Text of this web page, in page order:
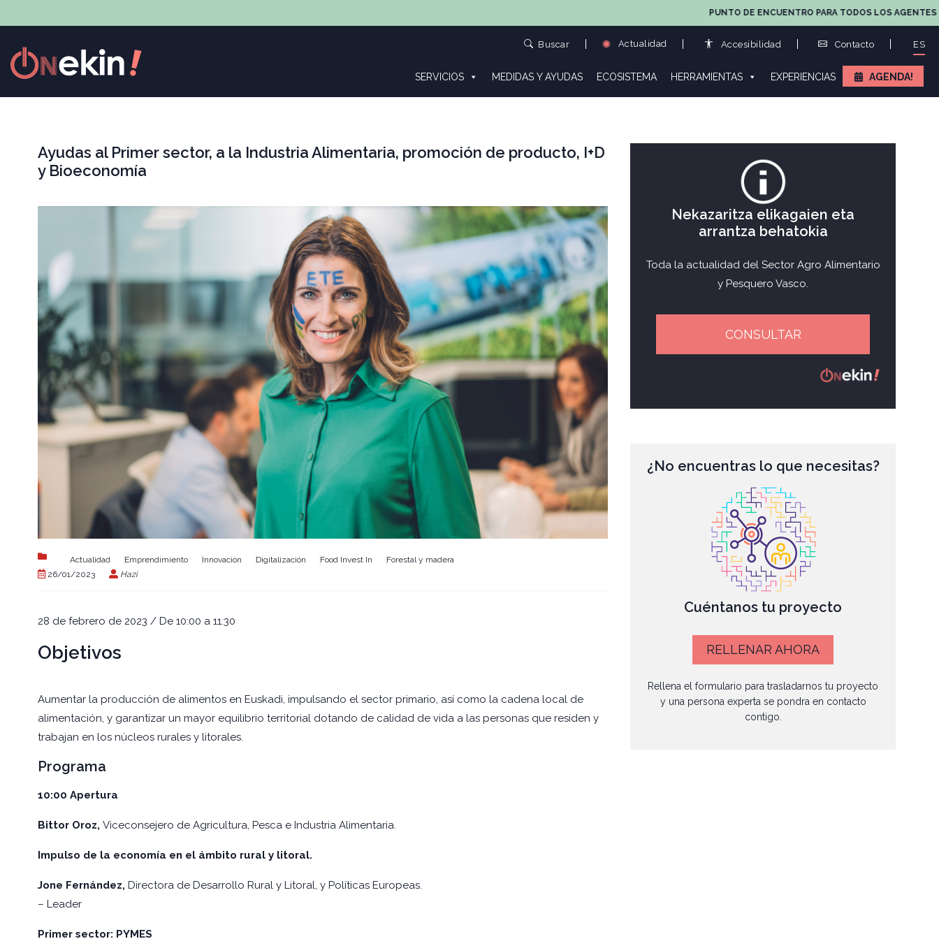
PUNTO DE ENCUENTRO PARA TODOS LOS AGENTES DE
Buscar Actualidad Accesibilidad Contacto ES
SERVICIOS MEDIDAS Y AYUDAS ECOSISTEMA HERRAMIENTAS EXPERIENCIAS AGENDA!
Ayudas al Primer sector, a la Industria Alimentaria, promoción de producto, I+D
y Bioeconomía
Actualidad Emprendimiento Innovación Digitalización Food Invest In
Forestal y madera
26/01/2023
Hazi
28 de febrero de 2023 / De 10:00 a 11:30
Objetivos
Aumentar la producción de alimentos en Euskadi, impulsando el sector primario, así como la cadena local de
alimentación, y garantizar un mayor equilibrio territorial dotando de calidad de vida a las personas que residen y
trabajan en los núcleos rurales y litorales.
Programa
10:00 Apertura
Bittor Oroz, Viceconsejero de Agricultura, Pesca e Industria Alimentaria.
Impulso de la economía en el ámbito rural y litoral.
Jone Fernández, Directora de Desarrollo Rural y Litoral, y Políticas Europeas.
– Leader
Primer sector: PYMES
Nekazaritza elikagaien eta
arrantza behatokia
Toda la actualidad del Sector Agro Alimentario
y Pesquero Vasco.
CONSULTAR
¿No encuentras lo que necesitas?
Cuéntanos tu proyecto
RELLENAR AHORA
Rellena el formulario para trasladarnos tu proyecto
y una persona experta se pondra en contacto
contigo.